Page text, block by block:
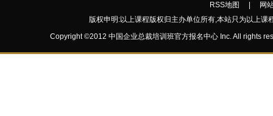
RSS地图
网
版权申明:以上课程版权归主办单位所有,本站只为以上
Copyright ©2012 中国企业总裁培训班官方报名中心 Inc. All rights